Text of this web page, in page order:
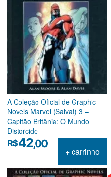
A Coleção Oficial de Graphic
Novels Marvel (Salvat) 3 –
Capitão Britânia: O Mundo
Distorcido
R$42,00
+ carrinho